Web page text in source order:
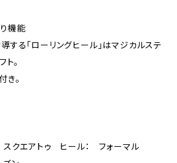
機能
する「ローリングヒール」はマジカルステ
ト。
き。
スクエアトゥ ヒール： フォーマル